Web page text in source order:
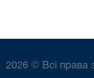
2026 © Всі права